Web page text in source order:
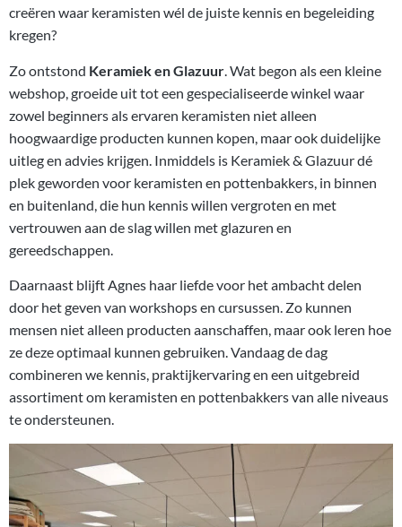
creëren waar keramisten wél de juiste kennis en begeleiding
kregen?
Zo ontstond Keramiek en Glazuur . Wat begon als een kleine
webshop, groeide uit tot een gespecialiseerde winkel waar
zowel beginners als ervaren keramisten niet alleen
hoogwaardige producten kunnen kopen, maar ook duidelijke
uitleg en advies krijgen. Inmiddels is Keramiek & Glazuur dé
plek geworden voor keramisten en pottenbakkers, in binnen
en buitenland, die hun kennis willen vergroten en met
vertrouwen aan de slag willen met glazuren en
gereedschappen.
Daarnaast blijft Agnes haar liefde voor het ambacht delen
door het geven van workshops en cursussen. Zo kunnen
mensen niet alleen producten aanschaffen, maar ook leren hoe
ze deze optimaal kunnen gebruiken. Vandaag de dag
combineren we kennis, praktijkervaring en een uitgebreid
assortiment om keramisten en pottenbakkers van alle niveaus
te ondersteunen.